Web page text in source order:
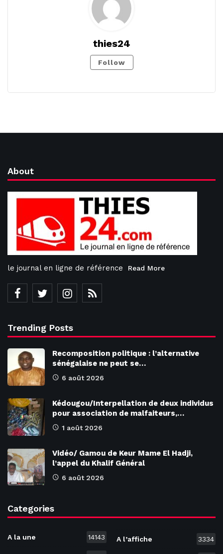
thies24
Follow
About
le journal en ligne de référence Read More
Trending Posts
Recomposition politique : l’alternative
sénégalaise ne peut se…
6 août 2026
Kédougou/Interpellation de deux individus
pour association de malfaiteurs,…
1 août 2026
Vidéo/ Gamou de Keur Mame El Hadji,
l’appel du Khalif Général
6 août 2026
Categories
A la une 14143 A l’affiche 3334